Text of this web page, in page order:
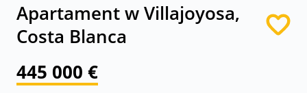
Koszty
Kontakt
Apartament w Villajoyosa,
Costa Blanca
445 000 €